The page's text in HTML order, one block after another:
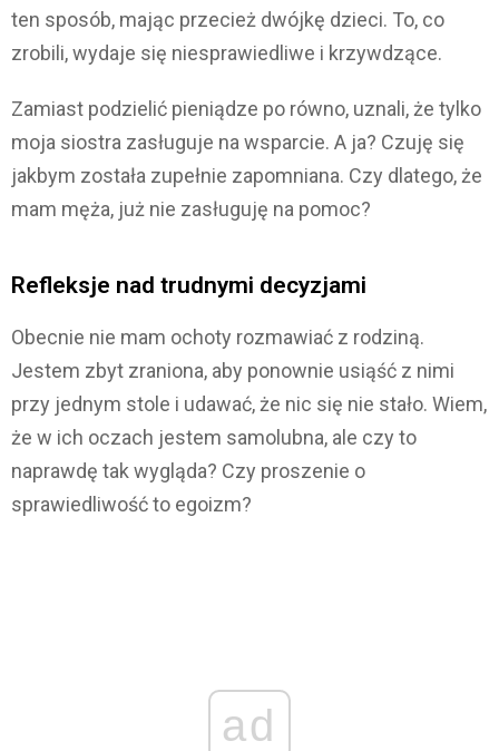
ten sposób, mając przecież dwójkę dzieci. To, co
zrobili, wydaje się niesprawiedliwe i krzywdzące.
Zamiast podzielić pieniądze po równo, uznali, że tylko
moja siostra zasługuje na wsparcie. A ja? Czuję się
jakbym została zupełnie zapomniana. Czy dlatego, że
mam męża, już nie zasługuję na pomoc?
Refleksje nad trudnymi decyzjami
Obecnie nie mam ochoty rozmawiać z rodziną.
Jestem zbyt zraniona, aby ponownie usiąść z nimi
przy jednym stole i udawać, że nic się nie stało. Wiem,
że w ich oczach jestem samolubna, ale czy to
naprawdę tak wygląda? Czy proszenie o
sprawiedliwość to egoizm?
ad